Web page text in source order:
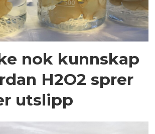
nok kunnskap
H2O2 sprer
utslipp